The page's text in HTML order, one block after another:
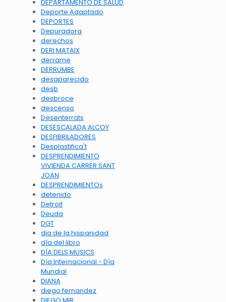
DEPARTAMENTO DE SALUD
Deporte Adaptado
DEPORTES
Depuradora
derechos
DERI MATAIX
derrame
DERRUMBE
desaparecido
desb
desbroce
descenso
Desenterrats
DESESCALADA ALCOY
DESFIBRILADORES
Desplastifica't
DESPRENDIMIENTO
VIVIENDA CARRER SANT
JOAN
DESPRENDIMIENTOs
detenido
Detroit
Deuda
DGT
dia de la hispanidad
día del libro
DÍA DELS MUSICS
Día Internacional - Día
Mundial
DIANA
diego fernandez